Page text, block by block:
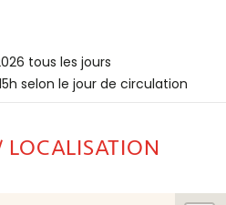
tous les jours
selon le jour de circulation
LOCALISATION